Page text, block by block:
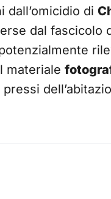
dall’omicidio di
dal fascicolo
materiale